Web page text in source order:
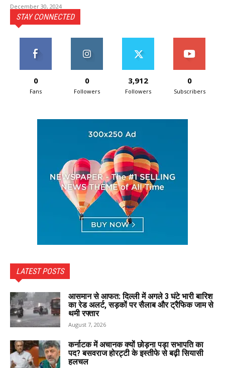
December 30, 2024
STAY CONNECTED
0
Fans
0
Followers
3,912
Followers
0
Subscribers
LATEST POSTS
आसमान से आफत: दिल्ली में अगले 3 घंटे भारी बारिश
का रेड अलर्ट, सड़कों पर सैलाब और ट्रैफिक जाम से
थमी रफ्तार
August 7, 2026
कर्नाटक में अचानक क्यों छोड़ना पड़ा सभापति का
पद? बसवराज होरट्टी के इस्तीफे से बढ़ी सियासी
हलचल